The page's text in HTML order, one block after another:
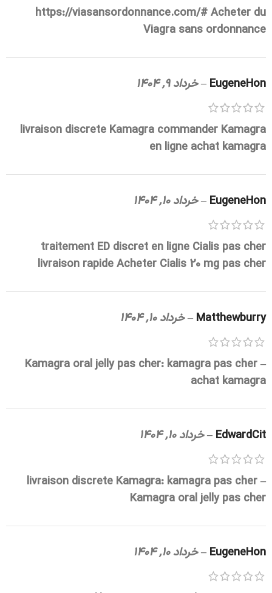
https://viasansordonnance.com/#Acheter du
Viagra sans ordonnance
EugeneHon
–خرداد 9, 1404
livraison discrete Kamagra commander Kamagra
en ligne achat kamagra
EugeneHon
–خرداد 10, 1404
traitement ED discret en ligne Cialis pas cher
livraison rapideAcheter Cialis 20 mg pas cher
Matthewburry
–خرداد 10, 1404
Kamagra oral jelly pas cher: kamagra pas cher–
achat kamagra
EdwardCit
–خرداد 10, 1404
livraison discrete Kamagra: kamagra pas cher–
Kamagra oral jelly pas cher
EugeneHon
–خرداد 10, 1404